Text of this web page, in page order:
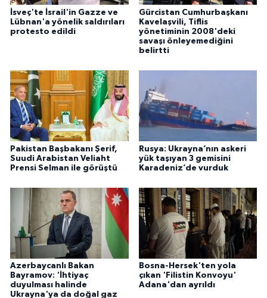
İsveç'te İsrail'in Gazze ve
Lübnan'a yönelik saldırıları
protesto edildi
Gürcistan Cumhurbaşkanı
Kavelaşvili, Tiflis
yönetiminin 2008'deki
savaşı önleyemediğini
belirtti
Pakistan Başbakanı Şerif,
Suudi Arabistan Veliaht
Prensi Selman ile görüştü
Rusya: Ukrayna’nın askeri
yük taşıyan 3 gemisini
Karadeniz’de vurduk
Azerbaycanlı Bakan
Bayramov: 'İhtiyaç
duyulması halinde
Ukrayna'ya da doğal gaz
Bosna-Hersek'ten yola
çıkan 'Filistin Konvoyu'
Adana'dan ayrıldı